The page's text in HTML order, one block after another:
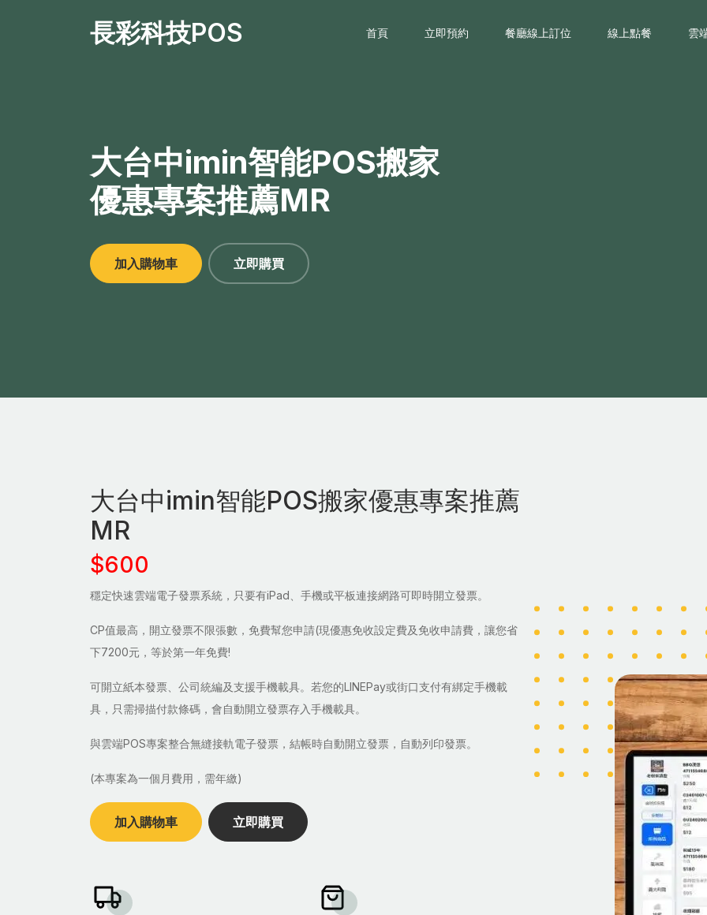
長彩科技POS 首頁 立即預約 餐廳線上訂位 線上點餐 雲
大台中imin智能POS搬家
優惠專案推薦MR
加入購物車 立即購買
大台中imin智能POS搬家優惠專案推薦
MR
$600
穩定快速雲端電子發票系統，只要有iPad、手機或平板連接網路可即時開立發票。
CP值最高，開立發票不限張數，免費幫您申請(現優惠免收設定費及免收申請費，讓您省
下7200元，等於第一年免費!
可開立紙本發票、公司統編及支援手機載具。若您的LINEPay或街口支付有綁定手機載
具，只需掃描付款條碼，會自動開立發票存入手機載具。
與雲端POS專案整合無縫接軌電子發票，結帳時自動開立發票，自動列印發票。
(本專案為一個月費用，需年繳)
加入購物車 立即購買